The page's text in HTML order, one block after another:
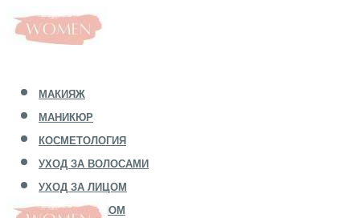
МАКИЯЖ
МАНИКЮР
КОСМЕТОЛОГИЯ
УХОД ЗА ВОЛОСАМИ
УХОД ЗА ЛИЦОМ
УХОД ЗА ТЕЛОМ